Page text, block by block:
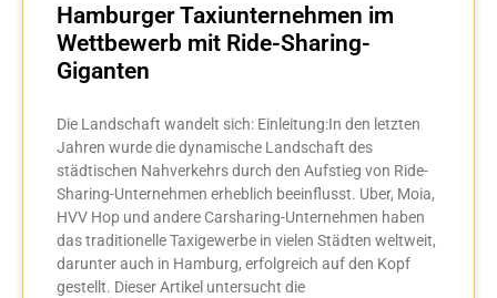
Hamburger Taxiunternehmen im
Wettbewerb mit Ride-Sharing-
Giganten
Die Landschaft wandelt sich: Einleitung:In den letzten
Jahren wurde die dynamische Landschaft des
städtischen Nahverkehrs durch den Aufstieg von Ride-
Sharing-Unternehmen erheblich beeinflusst. Uber, Moia,
HVV Hop und andere Carsharing-Unternehmen haben
das traditionelle Taxigewerbe in vielen Städten weltweit,
darunter auch in Hamburg, erfolgreich auf den Kopf
gestellt. Dieser Artikel untersucht die